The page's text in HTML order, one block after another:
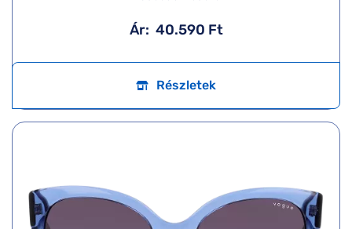
Ár: 40.590 Ft
Részletek